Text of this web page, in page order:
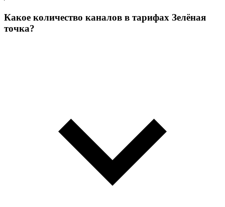
Какое количество каналов в тарифах Зелёная
точка?